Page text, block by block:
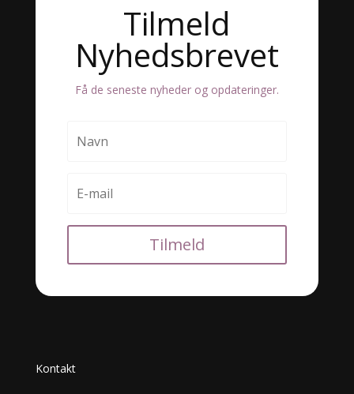
Tilmeld
Nyhedsbrevet
Få de seneste nyheder og opdateringer.
Tilmeld
Kontakt